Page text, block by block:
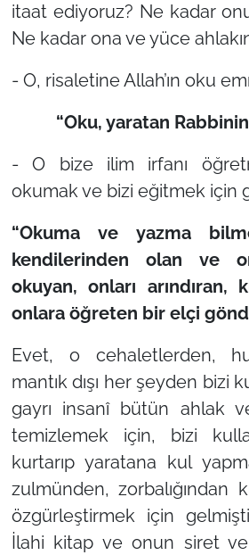
itaat ediyoruz? Ne kadar
Ne kadar ona ve yüce
- O, risaletine Allah’ın oku
“Oku, yaratan Rabbinin
- O bize ilim irfanı
okumak ve bizi eğitmek için
“Okuma ve yazma
kendilerinden olan ve
okuyan, onları
onlara öğreten bir elçi
Evet, o cehaletlerden,
mantık dışı her şeyden bizi
gayrı insanî bütün ahlak
temizlemek için, bizi
kurtarıp yaratana kul
zulmünden, zorbalığından
özgürleştirmek için
İlahi kitap ve onun siret